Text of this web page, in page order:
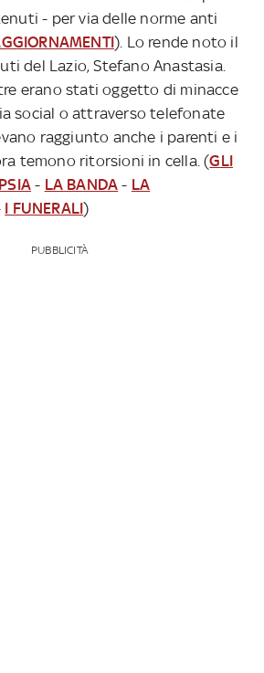
- per via delle norme anti
). Lo rende noto il
del Lazio, Stefano Anastasia.
erano stati oggetto di minacce
social o attraverso telefonate
raggiunto anche i parenti e i
temono ritorsioni in cella. (GLI
- LA BANDA - LA
I FUNERALI)
PUBBLICITÀ